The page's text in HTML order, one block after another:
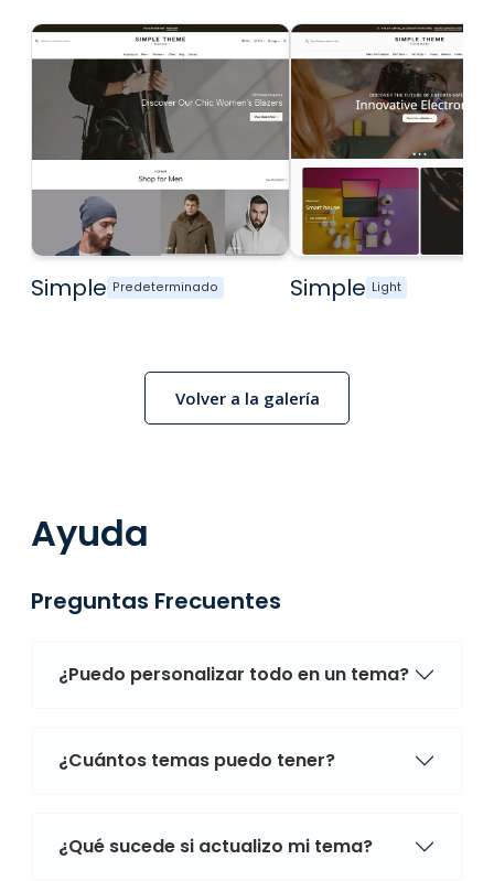
Simple Predeterminado Simple Light
Volver a la galería
Ayuda
Preguntas Frecuentes
¿Puedo personalizar todo en un tema?
¿Cuántos temas puedo tener?
¿Qué sucede si actualizo mi tema?